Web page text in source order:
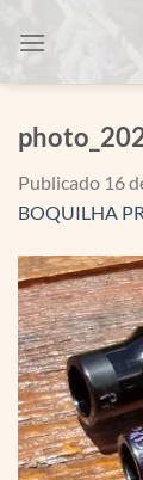
Publicado 16
BOQUILHA